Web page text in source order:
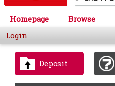
Homepage Browse
Login
Deposit